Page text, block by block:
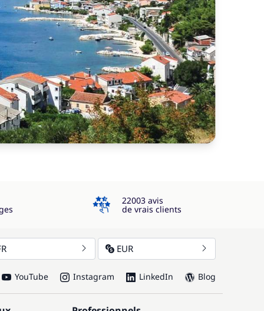
4.3
22003 avis
de vrais clients
EUR
YouTube Instagram LinkedIn Blog